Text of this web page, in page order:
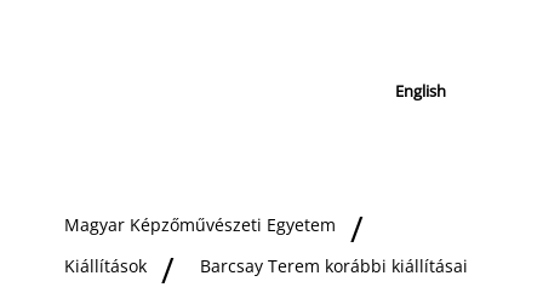
English
Magyar Képzőművészeti Egyetem
Kiállítások
Barcsay Terem korábbi kiállításai